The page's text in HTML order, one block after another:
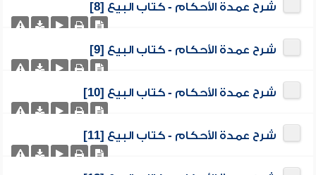
شرح عمدة الأحكام - كتاب البيع [8]
شرح عمدة الأحكام - كتاب البيع [9]
شرح عمدة الأحكام - كتاب البيع [10]
شرح عمدة الأحكام - كتاب البيع [11]